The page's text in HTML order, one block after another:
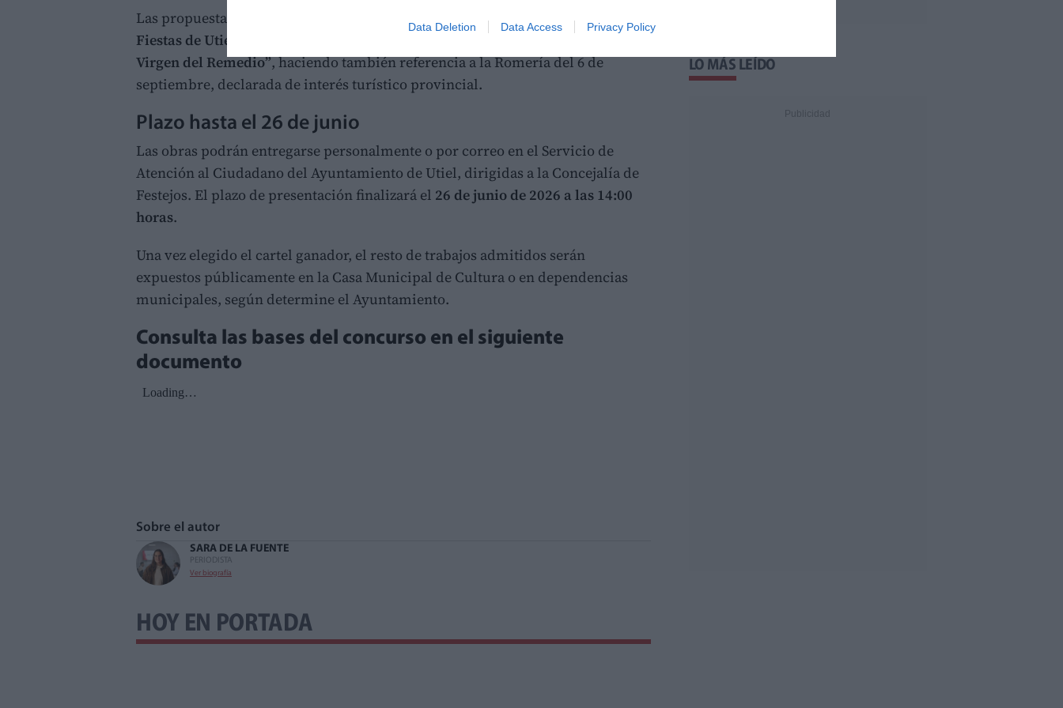
Data Deletion Data Access Privacy Policy
Las propuestas deberán incluir el escudo oficial de Utiel y la leyenda:
Fiestas de Utiel, del 4 al 13 de septiembre de 2026, en honor a la Santísima
Virgen del Remedio”, haciendo también referencia a la Romería del 6 de
septiembre, declarada de interés turístico provincial.
Plazo hasta el 26 de junio
Las obras podrán entregarse personalmente o por correo en el Servicio de
Atención al Ciudadano del Ayuntamiento de Utiel, dirigidas a la Concejalía de
Festejos. El plazo de presentación finalizará el 26 de junio de 2026 a las 14:00
horas.
Una vez elegido el cartel ganador, el resto de trabajos admitidos serán
expuestos públicamente en la Casa Municipal de Cultura o en dependencias
municipales, según determine el Ayuntamiento.
Consulta las bases del concurso en el siguiente
documento
Sobre el autor
SARA DE LA FUENTE
PERIODISTA
Ver biografía
HOY EN PORTADA
LO MÁS LEÍDO